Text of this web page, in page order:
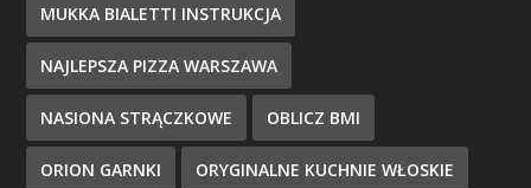
MUKKA BIALETTI INSTRUKCJA
NAJLEPSZA PIZZA WARSZAWA
NASIONA STRĄCZKOWE OBLICZ BMI
ORION GARNKI ORYGINALNE KUCHNIE WŁOSKIE